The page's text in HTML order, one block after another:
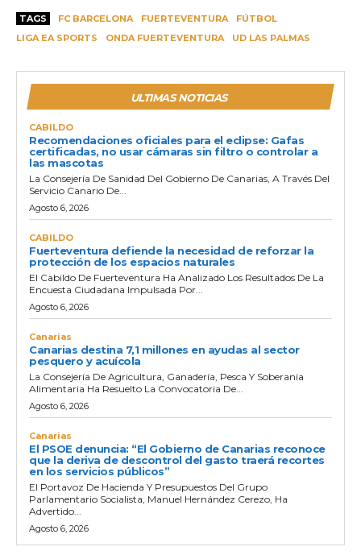
TAGS FC BARCELONA FUERTEVENTURA
FÚTBOL
LIGA EA SPORTS
ONDA FUERTEVENTURA UD LAS PALMAS
ULTIMAS NOTICIAS
CABILDO
Recomendaciones oficiales para el eclipse: Gafas
certificadas, no usar cámaras sin filtro o controlar a
las mascotas
La Consejería De Sanidad Del Gobierno De Canarias, A Través Del
Servicio Canario De...
Agosto 6, 2026
CABILDO
Fuerteventura defiende la necesidad de reforzar la
protección de los espacios naturales
El Cabildo De Fuerteventura Ha Analizado Los Resultados De La
Encuesta Ciudadana Impulsada Por...
Agosto 6, 2026
Canarias
Canarias destina 7,1 millones en ayudas al sector
pesquero y acuícola
La Consejería De Agricultura, Ganadería, Pesca Y Soberanía
Alimentaria Ha Resuelto La Convocatoria De...
Agosto 6, 2026
Canarias
El PSOE denuncia: “El Gobierno de Canarias reconoce
que la deriva de descontrol del gasto traerá recortes
en los servicios públicos”
El Portavoz De Hacienda Y Presupuestos Del Grupo
Parlamentario Socialista, Manuel Hernández Cerezo, Ha
Advertido...
Agosto 6, 2026